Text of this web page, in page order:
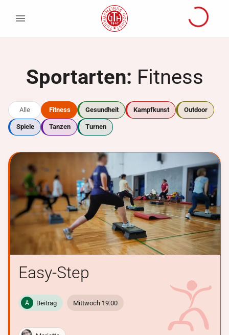
Sportarten: Fitness
Alle Fitness Gesundheit Kampfkunst Outdoor
Spiele Tanzen Turnen
Easy-Step
A Beitrag Mittwoch 19:00